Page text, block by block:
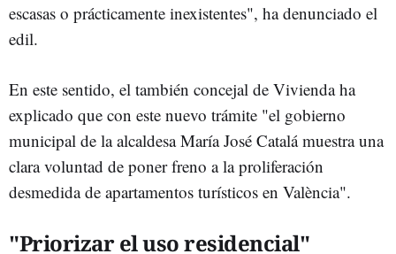
escasas o prácticamente inexistentes", ha denunciado el
edil.
En este sentido, el también concejal de Vivienda ha
explicado que con este nuevo trámite "el gobierno
municipal de la alcaldesa María José Catalá muestra una
clara voluntad de poner freno a la proliferación
desmedida de apartamentos turísticos en València".
"Priorizar el uso residencial"